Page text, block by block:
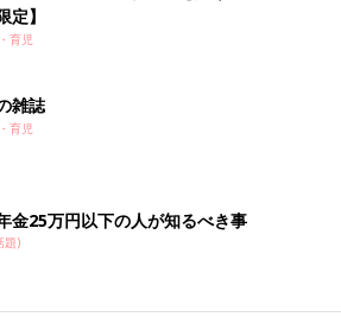
定】
育児
雑誌
育児
金25万円以下の人が知るべき事
題)